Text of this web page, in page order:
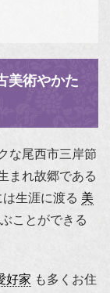
美術やかた
な尾西市三岸節
まれ故郷である
生涯に渡る 美
ことができる
好家 も多くお住